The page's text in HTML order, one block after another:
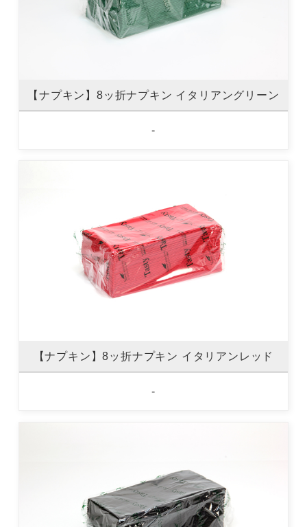
【ナプキン】8ッ折ナプキン イタリアングリーン
-
【ナプキン】8ッ折ナプキン イタリアンレッド
-